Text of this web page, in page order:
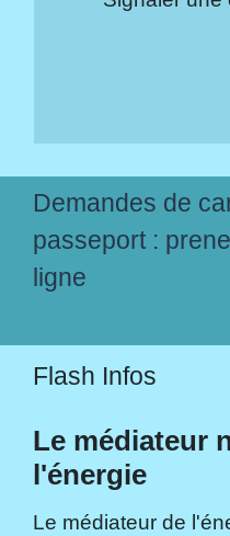
Demandes de
passeport :
ligne
Flash Infos
Le médiateur
l'énergie
Le médiateur de